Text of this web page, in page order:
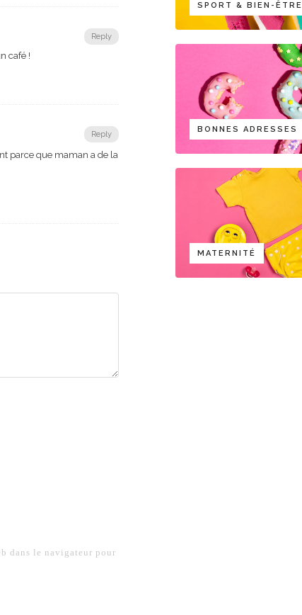
Reply
café !
Reply
parce que maman a de la
dans le navigateur pour mon prochain commentaire.
SPORT & BIEN-ÊTRE
BONNES ADRESSES
MATERNITÉ